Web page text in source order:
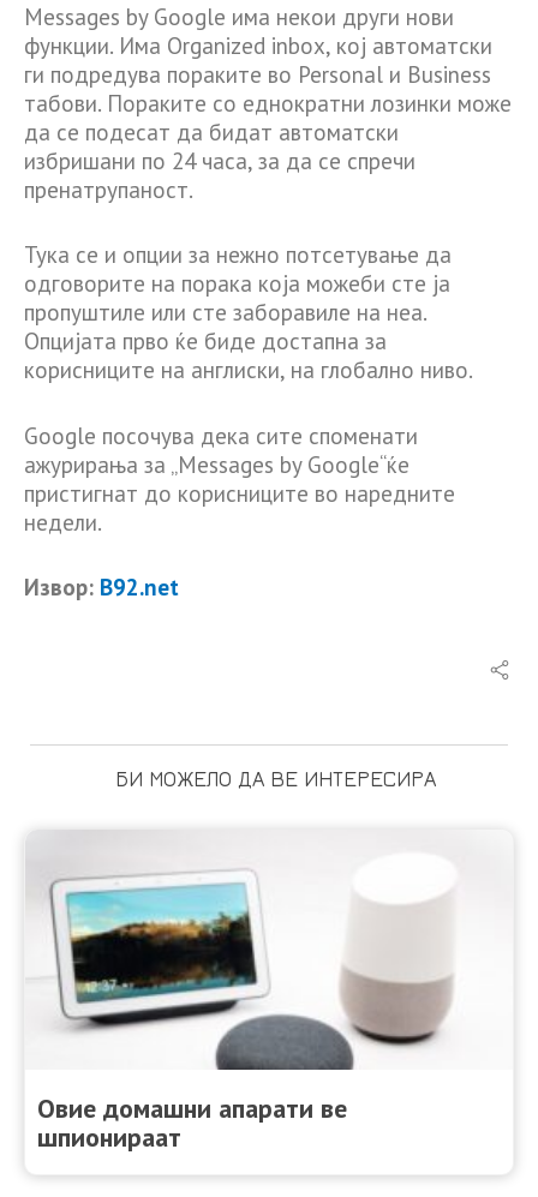
Messages by Google има некои други нови
функции. Има Organized inbox, кој автоматски
ги подредува пораките во Personal и Business
табови. Пораките со еднократни лозинки може
да се подесат да бидат автоматски
избришани по 24 часа, за да се спречи
пренатрупаност.
Тука се и опции за нежно потсетување да
одговорите на порака која можеби сте ја
пропуштиле или сте заборавиле на неа.
Опцијата прво ќе биде достапна за
корисниците на англиски, на глобално ниво.
Google посочува дека сите споменати
ажурирања за „Messages by Google“ќе
пристигнат до корисниците во наредните
недели.
Извор: B92.net
БИ МОЖЕЛО ДА ВЕ ИНТЕРЕСИРА
Овие домашни апарати ве
шпионираат